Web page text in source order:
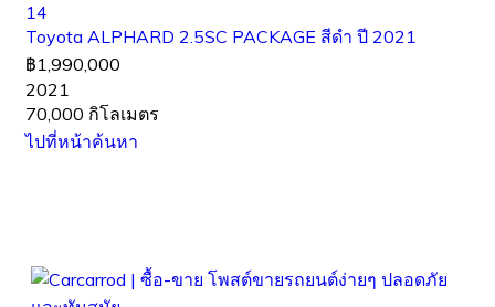
14
Toyota ALPHARD 2.5SC PACKAGE สีดำ ปี 2021
฿1,990,000
2021
70,000 กิโลเมตร
ไปที่หน้าค้นหา